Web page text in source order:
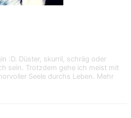
:D. Düster, skurril, schräg oder
sein. Trotzdem gehe ich meist mit
Seele durchs Leben. Mehr